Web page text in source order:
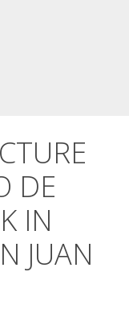
DE
IN
JUAN